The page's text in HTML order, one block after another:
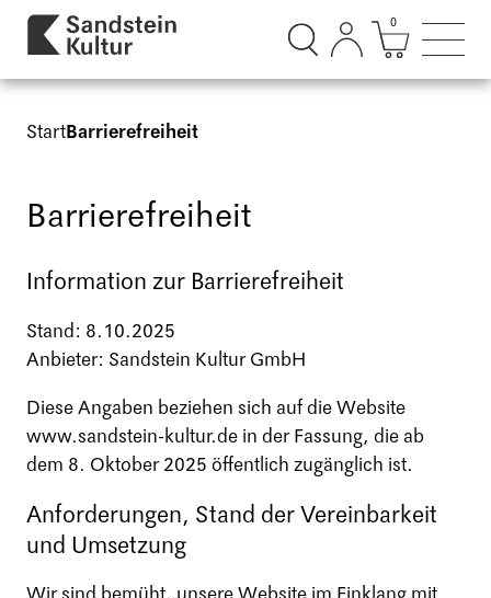
Suchdialog öffnen
Mini
0
StartBarrierefreiheit
Barrierefreiheit
Information zur Barrierefreiheit
Stand: 8.10.2025
Anbieter: Sandstein Kultur GmbH
Diese Angaben beziehen sich auf die Website
www.sandstein-kultur.de in der Fassung, die ab
dem 8. Oktober 2025 öffentlich zugänglich ist.
Anforderungen, Stand der Vereinbarkeit
und Umsetzung